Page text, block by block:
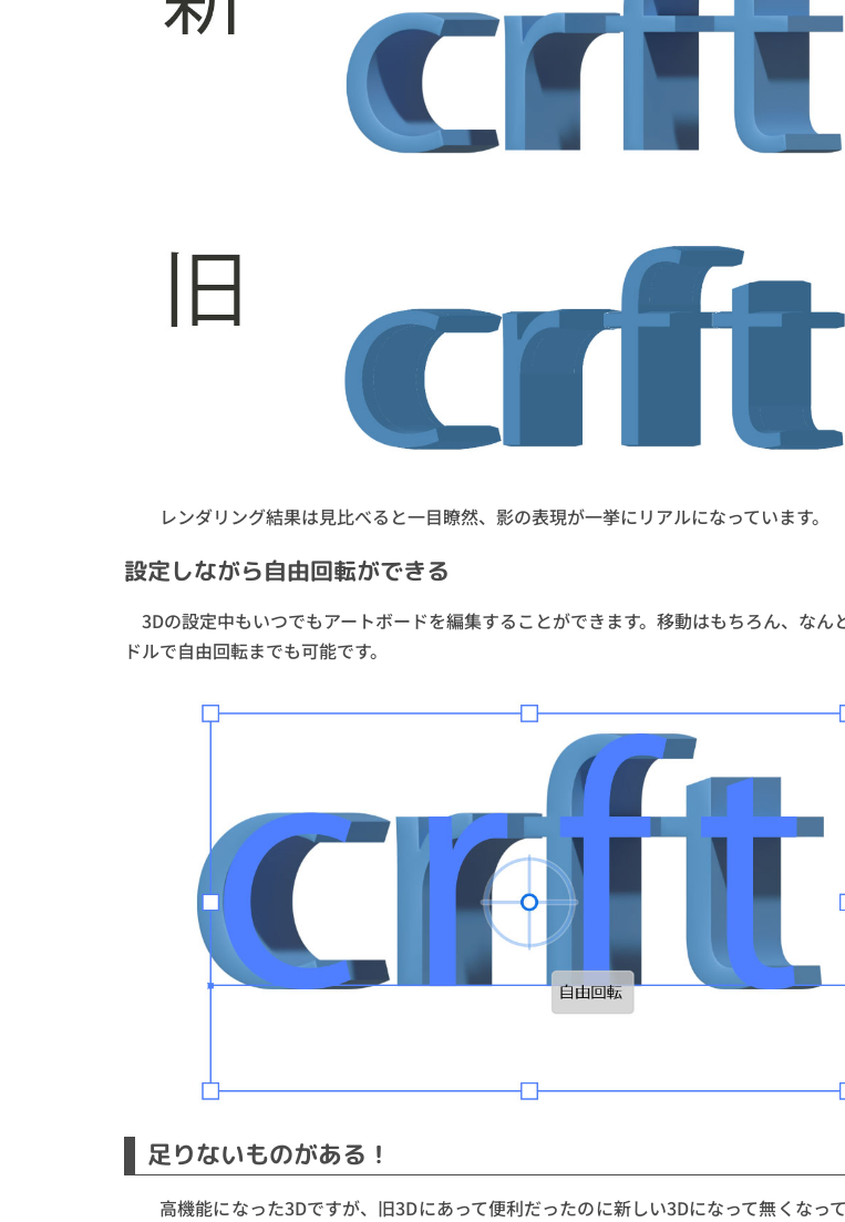
レンダリング結果は見比べると一目瞭然、影の表現が一挙にリアルになっています。
設定しながら自由回転ができる
3Dの設定中もいつでもアートボードを編集することができます。移動はもちろん、なん
ドルで自由回転までも可能です。
足りないものがある！
高機能になった3Dですが、旧3Dにあって便利だったのに新しい3Dになって無くなっ